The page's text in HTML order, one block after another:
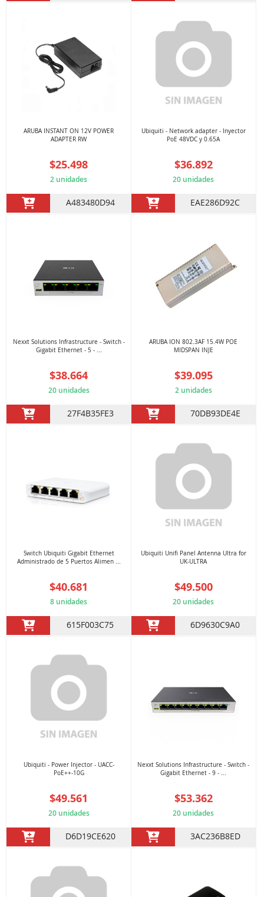
ARUBA INSTANT ON 12V POWER
ADAPTER RW
$25.498
2 unidades
A483480D94
Ubiquiti - Network adapter - Inyector
PoE 48VDC y 0.65A
$36.892
20 unidades
EAE286D92C
Nexxt Solutions Infrastructure - Switch -
Gigabit Ethernet - 5 - ...
$38.664
20 unidades
27F4B35FE3
ARUBA ION 802.3AF 15.4W POE
MIDSPAN INJE
$39.095
2 unidades
70DB93DE4E
Switch Ubiquiti Gigabit Ethernet
Administrado de 5 Puertos Alimen ...
$40.681
8 unidades
615F003C75
Ubiquiti Unifi Panel Antenna Ultra for
UK-ULTRA
$49.500
20 unidades
6D9630C9A0
Ubiquiti - Power Injector - UACC-
PoE++-10G
$49.561
20 unidades
D6D19CE620
Nexxt Solutions Infrastructure - Switch -
Gigabit Ethernet - 9 - ...
$53.362
20 unidades
3AC236B8ED